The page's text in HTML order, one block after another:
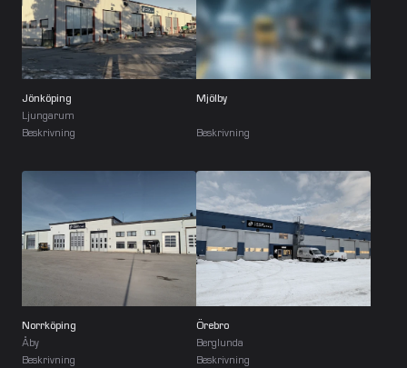
Jönköping
Ljungarum
Beskrivning
Mjölby
Beskrivning
Norrköping
Åby
Beskrivning
Örebro
Berglunda
Beskrivning